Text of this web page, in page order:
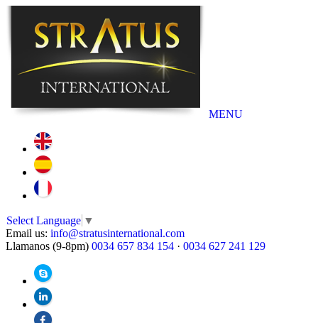
MENU
Select Language ▼
Email us: info@stratusinternational.com
Llamanos (9-8pm) 0034 657 834 154 · 0034 627 241 129